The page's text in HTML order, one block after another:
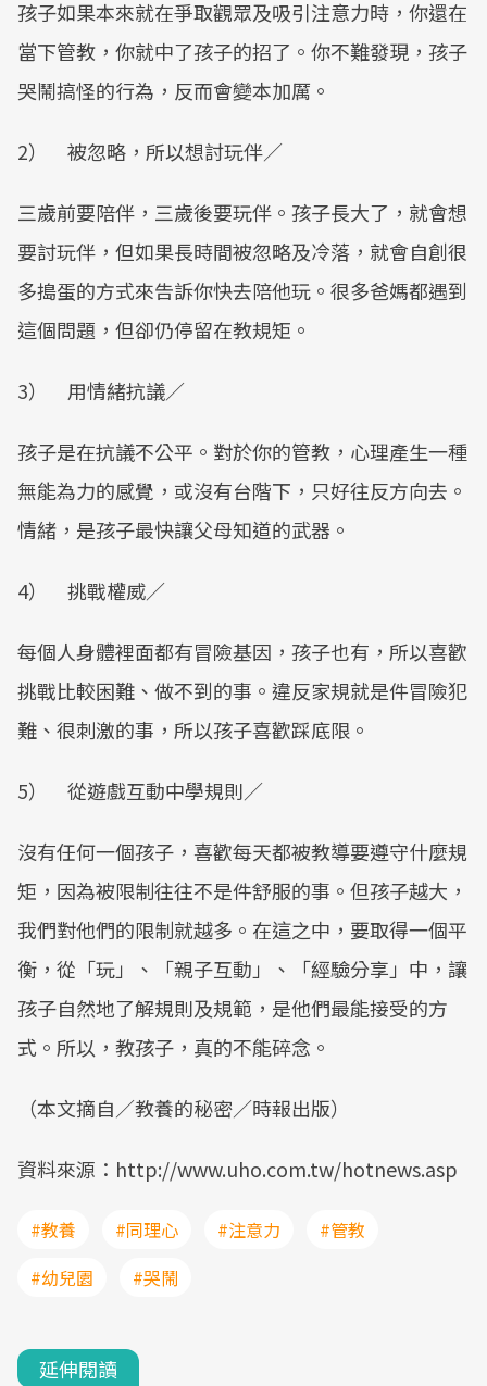
孩子如果本來就在爭取觀眾及吸引注意力時，你還在
當下管教，你就中了孩子的招了。你不難發現，孩子
哭鬧搞怪的行為，反而會變本加厲。
2） 被忽略，所以想討玩伴／
三歲前要陪伴，三歲後要玩伴。孩子長大了，就會想
要討玩伴，但如果長時間被忽略及冷落，就會自創很
多搗蛋的方式來告訴你快去陪他玩。很多爸媽都遇到
這個問題，但卻仍停留在教規矩。
3） 用情緒抗議／
孩子是在抗議不公平。對於你的管教，心理產生一種
無能為力的感覺，或沒有台階下，只好往反方向去。
情緒，是孩子最快讓父母知道的武器。
4） 挑戰權威／
每個人身體裡面都有冒險基因，孩子也有，所以喜歡
挑戰比較困難、做不到的事。違反家規就是件冒險犯
難、很刺激的事，所以孩子喜歡踩底限。
5） 從遊戲互動中學規則／
沒有任何一個孩子，喜歡每天都被教導要遵守什麼規
矩，因為被限制往往不是件舒服的事。但孩子越大，
我們對他們的限制就越多。在這之中，要取得一個平
衡，從「玩」、「親子互動」、「經驗分享」中，讓
孩子自然地了解規則及規範，是他們最能接受的方
式。所以，教孩子，真的不能碎念。
（本文摘自／教養的秘密／時報出版）
資料來源：http://www.uho.com.tw/hotnews.asp
#教養 #同理心 #注意力
#管教
#幼兒園
#哭鬧
延伸閱讀